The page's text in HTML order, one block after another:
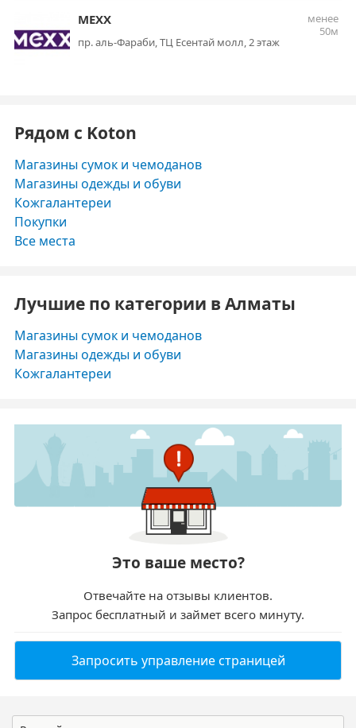
MEXX
менее
50м
пр. аль-Фараби, ТЦ Есентай молл, 2 этаж
Рядом с Koton
Магазины сумок и чемоданов
Магазины одежды и обуви
Кожгалантереи
Покупки
Все места
Лучшие по категории в Алматы
Магазины сумок и чемоданов
Магазины одежды и обуви
Кожгалантереи
Это ваше место?
Отвечайте на отзывы клиентов.
Запрос бесплатный и займет всего минуту.
Запросить управление страницей